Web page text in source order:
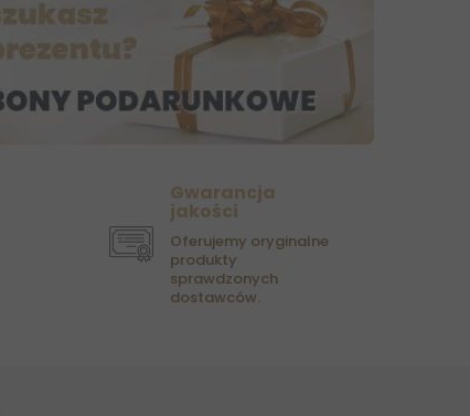
Gwarancja
jakości
Oferujemy oryginalne
produkty
sprawdzonych
dostawców.